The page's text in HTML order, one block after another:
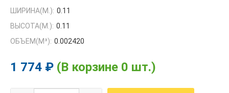
ШИРИНА(М.): 0.11
ВЫСОТА(М.): 0.11
ОБЪЕМ(M³): 0.002420
1 774 ₽ (В корзине 0 шт.)